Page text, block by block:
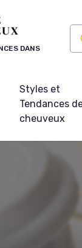
DANS
Styles et
Tendances
cheuveux